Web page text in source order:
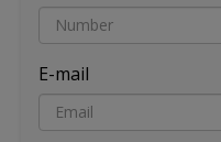
E-mail